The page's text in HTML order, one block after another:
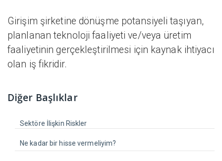
Girişim şirketine dönüşme potansiyeli taşıyan,
planlanan teknoloji faaliyeti ve/veya üretim
faaliyetinin gerçekleştirilmesi için kaynak ihtiyacı
olan iş fikridir.
Diğer Başlıklar
Sektöre İlişkin Riskler
Ne kadar bir hisse vermeliyim?